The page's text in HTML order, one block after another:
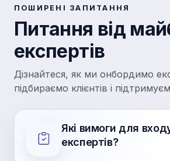
ПОШИРЕНІ ЗАПИТАННЯ
Питання від
експертів
Дізнайтеся, як ми онбордимо
підбираємо клієнтів і
Які вимоги для
експертів?